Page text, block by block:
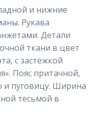
и нижние
Рукава
Детали
ткани в цвет
с застёжкой
Пояс притачной,
и пуговицу. Ширина
тесьмой в